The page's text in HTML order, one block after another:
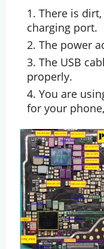
There is
charging port.
The power
The USB
properly.
You are
for your